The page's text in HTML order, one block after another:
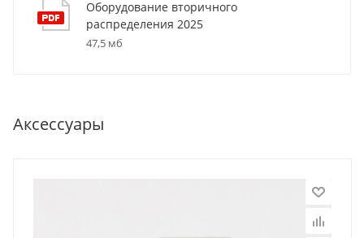
Оборудование вторичного
распределения 2025
47,5 мб
Аксессуары